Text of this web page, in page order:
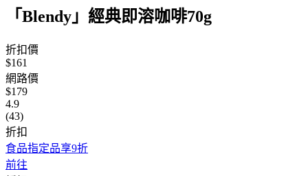
「Blendy」經典即溶咖啡70g
折扣價
$161
網路價
$179
4.9
(43)
折扣
食品指定品享9折
前往